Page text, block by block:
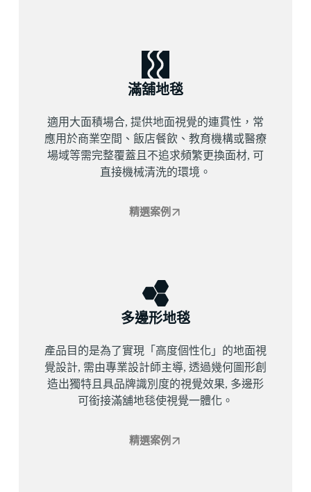
滿舖地毯
適用大面積場合, 提供地面視覺的連貫性，常
應用於商業空間、飯店餐飲、教育機構或醫療
場域等需完整覆蓋且不追求頻繁更換面材, 可
直接機械清洗的環境。
精選案例
多邊形地毯
產品目的是為了實現「高度個性化」的地面視
覺設計, 需由專業設計師主導, 透過幾何圖形創
造出獨特且具品牌識別度的視覺效果, 多邊形
可銜接滿舖地毯使視覺一體化。
精選案例